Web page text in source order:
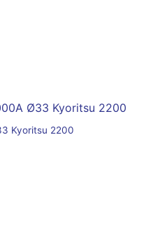
Kyoritsu 2200